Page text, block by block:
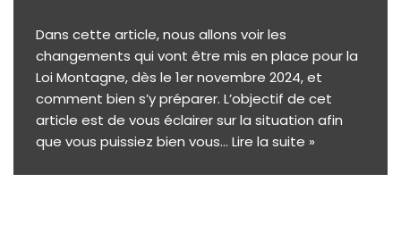
Dans cette article, nous allons voir les
changements qui vont être mis en place pour la
Loi Montagne, dès le 1er novembre 2024, et
comment bien s’y préparer. L’objectif de cet
article est de vous éclairer sur la situation afin
que vous puissiez bien vous… Lire la suite »